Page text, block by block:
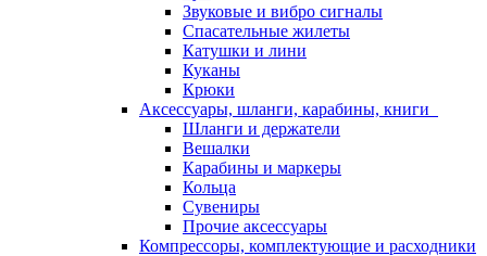
Звуковые и вибро сигналы
Спасательные жилеты
Катушки и лини
Куканы
Крюки
Аксессуары, шланги, карабины, книги
Шланги и держатели
Вешалки
Карабины и маркеры
Кольца
Сувениры
Прочие аксессуары
Компрессоры, комплектующие и расходники